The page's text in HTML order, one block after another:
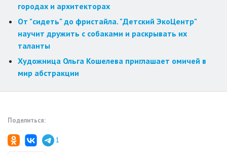
городах и архитекторах
От "сидеть" до фристайла. "Детский ЭкоЦентр"
научит дружить с собаками и раскрывать их
таланты
Художница Ольга Кошелева приглашает омичей в
мир абстракции
Поделиться:
1